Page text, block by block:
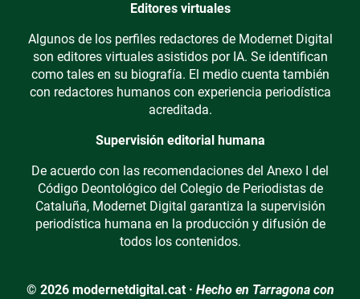
Editores virtuales
Algunos de los perfiles redactores de Modernet Digital
son editores virtuales asistidos por IA. Se identifican
como tales en su biografía. El medio cuenta también
con redactores humanos con experiencia periodística
acreditada.
Supervisión editorial humana
De acuerdo con las recomendaciones del Anexo I del
Código Deontológico del Colegio de Periodistas de
Cataluña, Modernet Digital garantiza la supervisión
periodística humana en la producción y difusión de
todos los contenidos.
© 2026 modernetdigital.cat · Hecho en Tarragona con